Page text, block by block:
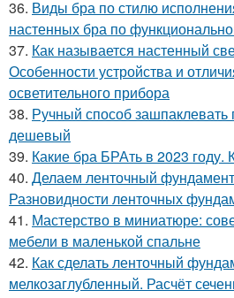
36. Виды бра по стилю
настенных бра по
37. Как называется настенный
Особенности устройства и
осветительного прибора
38. Ручный способ зашпаклевать
дешевый
39. Какие бра БРАть в 2023 году.
40. Делаем ленточный
Разновидности ленточных
41. Мастерство в миниатюре:
мебели в маленькой спальне
42. Как сделать ленточный
мелкозаглубленный. Расчёт